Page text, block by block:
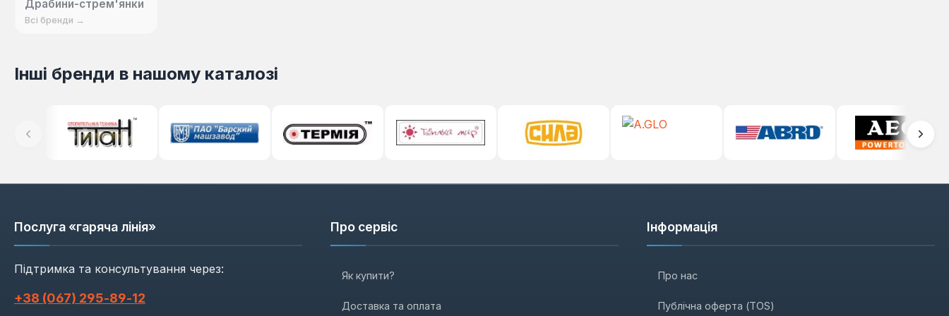
Драбини-стрем'янки
Всі бренди →
Інші бренди в нашому каталозі
Послуга «гаряча лінія»
Підтримка та консультування через:
+38 (067) 295‑89‑12
Про сервіс
Як купити?
Доставка та оплата
Інформація
Про нас
Публічна оферта (TOS)